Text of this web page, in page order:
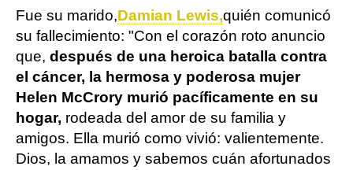
Fue su marido,Damian Lewis,quién comunicó
su fallecimiento: "Con el corazón roto anuncio
que, después de una heroica batalla contra
el cáncer, la hermosa y poderosa mujer
Helen McCrory murió pacíficamente en su
hogar, rodeada del amor de su familia y
amigos. Ella murió como vivió: valientemente.
Dios, la amamos y sabemos cuán afortunados